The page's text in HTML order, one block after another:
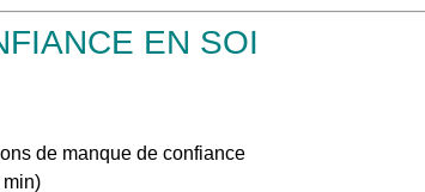
EN SOI
de manque de confiance
min)